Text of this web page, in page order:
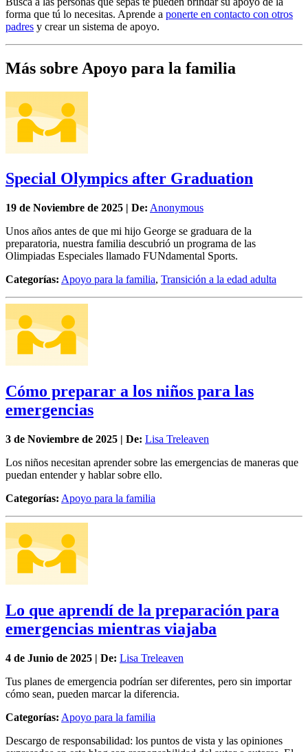
forma que tú lo necesitas. Aprende a ponerte en contacto con otros
padres y crear un sistema de apoyo.
Más sobre Apoyo para la familia
Special Olympics after Graduation
19 de Noviembre de 2025 | De: Anonymous
Unos años antes de que mi hijo George se graduara de la
preparatoria, nuestra familia descubrió un programa de las
Olimpiadas Especiales llamado FUNdamental Sports.
Categorías: Apoyo para la familia, Transición a la edad adulta
Cómo preparar a los niños para las
emergencias
3 de Noviembre de 2025 | De: Lisa Treleaven
Los niños necesitan aprender sobre las emergencias de maneras que
puedan entender y hablar sobre ello.
Categorías: Apoyo para la familia
Lo que aprendí de la preparación para
emergencias mientras viajaba
4 de Junio de 2025 | De: Lisa Treleaven
Tus planes de emergencia podrían ser diferentes, pero sin importar
cómo sean, pueden marcar la diferencia.
Categorías: Apoyo para la familia
Descargo de responsabilidad: los puntos de vista y las opiniones